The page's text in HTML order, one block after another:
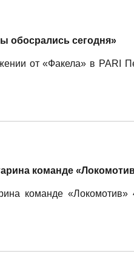
обосрались сегодня»
от «Факела» в PARI
команде
команде «Локомотив»